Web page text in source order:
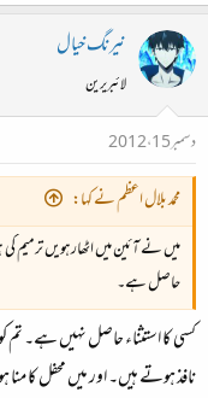
نیرنگ خیال
لائبریرین
دسمبر 15، 2012
محمد بلال اعظم نے کہا:
میں نے آئین میں اٹھارہویں ترمیم
حاصل ہے۔
کسی کا استثناء حاصل نہیں ہے۔ تم
نافذ ہوتے ہیں۔ اور میں محفل کا